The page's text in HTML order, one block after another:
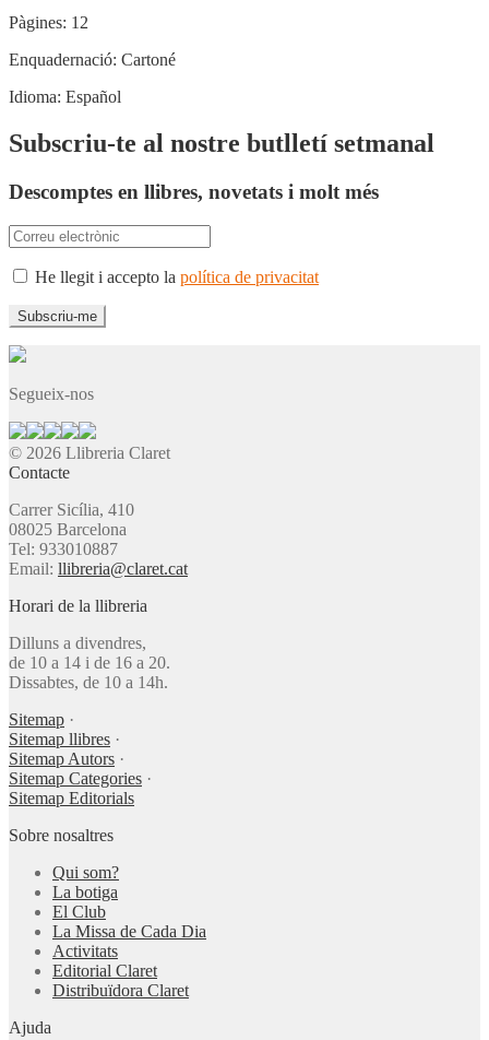
Pàgines: 12
Enquadernació: Cartoné
Idioma: Español
Subscriu-te al nostre butlletí setmanal
Descomptes en llibres, novetats i molt més
He llegit i accepto la política de privacitat
Segueix-nos
© 2026 Llibreria Claret
Contacte
Carrer Sicília, 410
08025 Barcelona
Tel: 933010887
Email: llibreria@claret.cat
Horari de la llibreria
Dilluns a divendres,
de 10 a 14 i de 16 a 20.
Dissabtes, de 10 a 14h.
Sitemap ·
Sitemap llibres ·
Sitemap Autors ·
Sitemap Categories ·
Sitemap Editorials
Sobre nosaltres
Qui som?
La botiga
El Club
La Missa de Cada Dia
Activitats
Editorial Claret
Distribuïdora Claret
Ajuda